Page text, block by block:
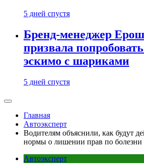
5 дней спустя
Бренд-менеджер
призвала
эскимо с шариками
5 дней спустя
Главная
Автоэксперт
Водителям объяснили, как будут
нормы о лишении прав по болезни
Автоэксперт